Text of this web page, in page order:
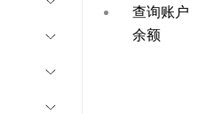
查询账户
余额